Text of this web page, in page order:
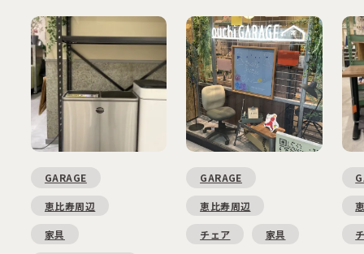
GARAGE
恵比寿周辺
家具
GARAGE
恵比寿周辺
チェア 家具